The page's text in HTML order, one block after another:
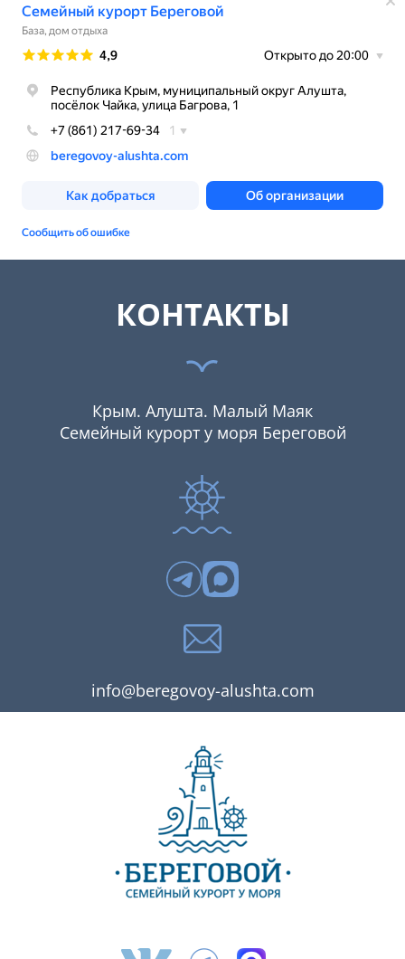
КОНТАКТЫ
Крым. Алушта. Малый Маяк
Семейный курорт у моря Береговой
info@beregovoy-alushta.com